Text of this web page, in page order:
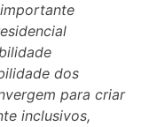
dos
para criar
inclusivos,